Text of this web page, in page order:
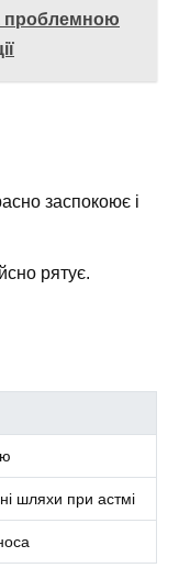
проблемною
заспокоює і
рятує.
шляхи при астмі